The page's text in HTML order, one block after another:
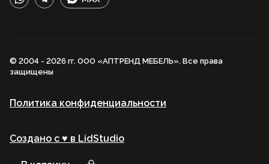
© 2004 - 2026 гг. ООО «АПТРЕНД МЕБЕЛЬ». Все права
защищены
Политика конфиденциальности
Создано с ♥️ в LidStudio